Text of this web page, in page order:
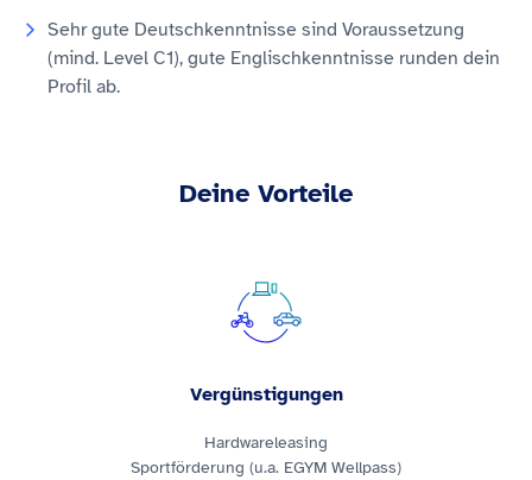
Sehr gute Deutschkenntnisse sind Voraussetzung
(mind. Level C1), gute Englischkenntnisse runden dein
Profil ab.
Deine Vorteile
Vergünstigungen
Hardwareleasing
Sportförderung (u.a. EGYM Wellpass)